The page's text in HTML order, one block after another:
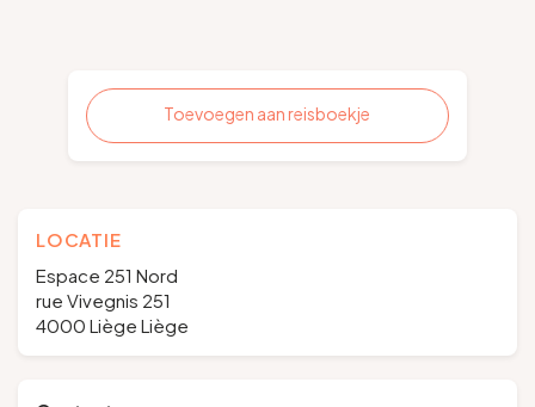
Toevoegen aan reisboekje
LOCATIE
Espace 251 Nord
rue Vivegnis 251
4000 Liège Liège